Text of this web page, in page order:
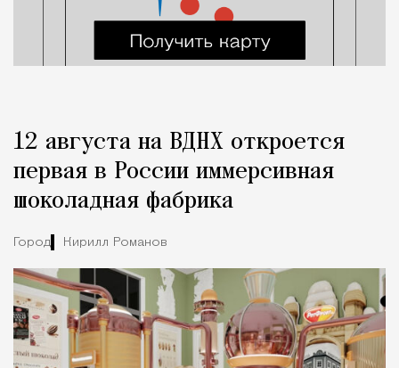
12 августа на ВДНХ откроется
первая в России иммерсивная
шоколадная фабрика
Город Кирилл Романов